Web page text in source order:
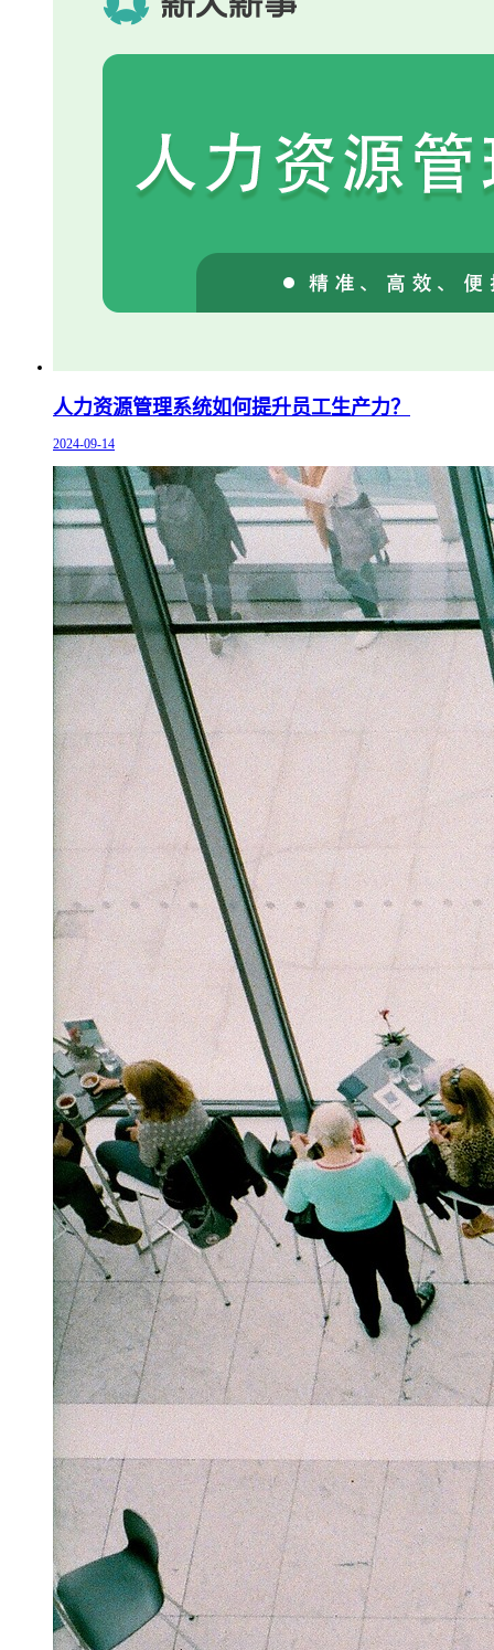
人力资源管理系统如何提升员工生产力？
2024-09-14